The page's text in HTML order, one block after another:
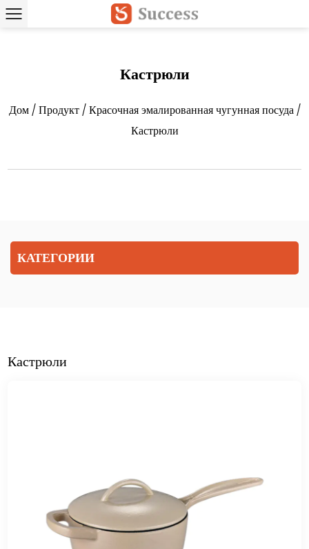
Кастрюли
Дом/Продукт/Красочная эмалированная чугунная посуда/
Кастрюли
КАТЕГОРИИ
Кастрюли